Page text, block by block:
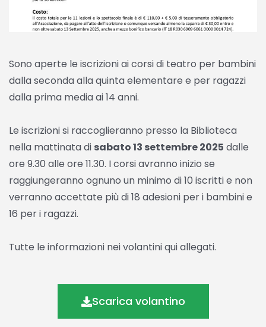
Sono aperte le iscrizioni ai corsi di teatro per bambini
dalla seconda alla quinta elementare e per ragazzi
dalla prima media ai 14 anni.
Le iscrizioni si raccoglieranno presso la Biblioteca
nella mattinata di sabato 13 settembre 2025 dalle
ore 9.30 alle ore 11.30. I corsi avranno inizio se
raggiungeranno ognuno un minimo di 10 iscritti e non
verranno accettate più di 18 adesioni per i bambini e
16 per i ragazzi.
Tutte le informazioni nei volantini qui allegati.
Scarica volantino